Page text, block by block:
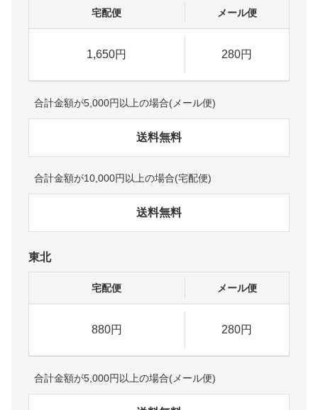
宅配便 メール便
1,650円 280円
合計金額が5,000円以上の場合(メール便)
送料無料
合計金額が10,000円以上の場合(宅配便)
送料無料
東北
宅配便 メール便
880円 280円
合計金額が5,000円以上の場合(メール便)